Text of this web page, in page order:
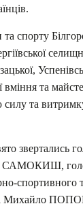
спорту
та
та витримку
звертались
САМОКИШ,
ПОПОВ.